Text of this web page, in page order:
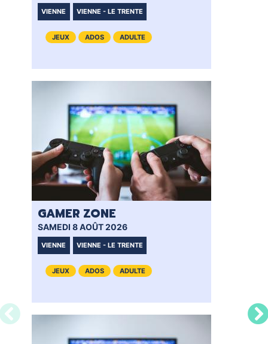
VIENNE VIENNE - LE TRENTE
JEUX ADOS ADULTE
GAMER ZONE
SAMEDI 8 AOÛT 2026
VIENNE VIENNE - LE TRENTE
JEUX ADOS ADULTE